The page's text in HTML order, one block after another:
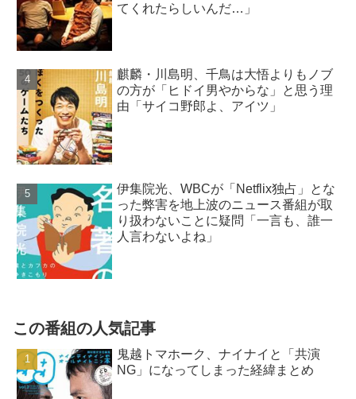
てくれたらしいんだ…」
麒麟・川島明、千鳥は大悟よりもノブ
の方が「ヒドイ男やからな」と思う理
由「サイコ野郎よ、アイツ」
伊集院光、WBCが「Netflix独占」とな
った弊害を地上波のニュース番組が取
り扱わないことに疑問「一言も、誰一
人言わないよね」
この番組の人気記事
鬼越トマホーク、ナイナイと「共演
NG」になってしまった経緯まとめ